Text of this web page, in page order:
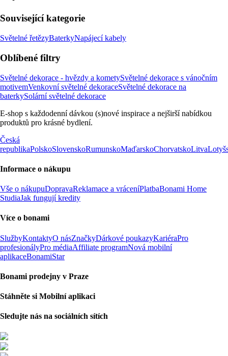
Související kategorie
Světelné řetězyBaterkyNapájecí kabely
Oblíbené filtry
Světelné dekorace - hvězdy a kometySvětelné dekorace s vánočním
motivemVenkovní světelné dekoraceSvětelné dekorace na
baterkySolární světelné dekorace
E-shop s každodenní dávkou (s)nové inspirace a nejširší nabídkou
produktů pro krásné bydlení.
Česká
republikaPolskoSlovenskoRumunskoMaďarskoChorvatskoLitva
Informace o nákupu
Vše o nákupuDopravaReklamace a vráceníPlatbaBonami Home
StudiaJak fungují kredity
Více o bonami
SlužbyKontaktyO násZnačkyDárkové poukazyKariéraPro
profesionályPro médiaAffiliate programNová mobilní
aplikaceBonamiStar
Bonami prodejny v Praze
Stáhněte si Mobilní aplikaci
Sledujte nás na sociálních sítích